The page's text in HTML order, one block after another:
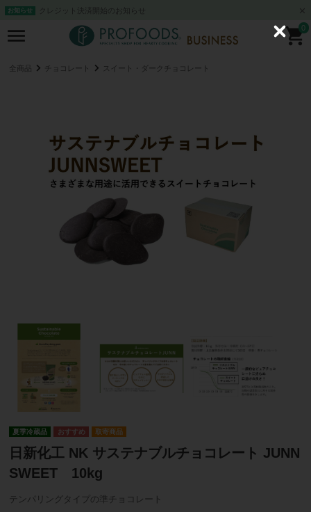
お知らせ クレジット決済開始のお知らせ
0
全商品 チョコレート スイート・ダークチョコレート
夏季冷蔵品 取寄商品
日新化工 NK サステナブルチョコレート JUNN
SWEET 10kg
テンパリングタイプの準チョコレート
C